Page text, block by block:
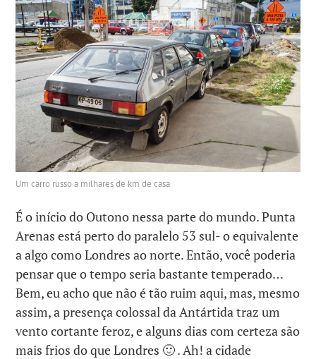
Um carro russo a milhares de km de casa
É o início do Outono nessa parte do mundo. Punta
Arenas está perto do paralelo 53 sul- o equivalente
a algo como Londres ao norte. Então, você poderia
pensar que o tempo seria bastante temperado…
Bem, eu acho que não é tão ruim aqui, mas, mesmo
assim, a presença colossal da Antártida traz um
vento cortante feroz, e alguns dias com certeza são
mais frios do que Londres 🙂 . Ah! a cidade